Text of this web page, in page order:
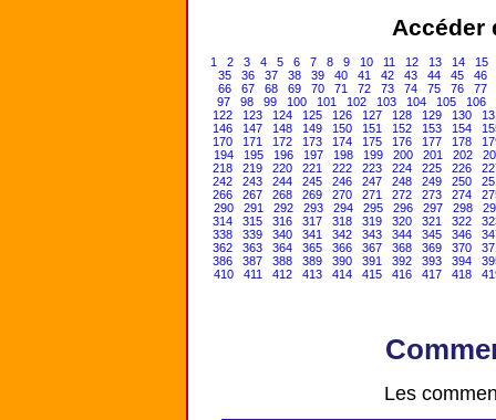
Accéder
1 2 3 4 5 6 7 8 9 10 11 12 13 14
15
35
36 37 38 39 40 41 42 43 44 45
46
66
67 68 69 70 71 72 73 74 75 76
77
97
98 99 100 101 102 103 104 105
106
122
123 124 125 126 127 128 129 130
146
147 148 149 150 151 152 153 154
170
171 172 173 174 175 176 177 178
194
195 196 197 198 199 200 201 202
218
219 220 221 222 223 224 225 226
242
243 244 245 246 247 248 249 250
266
267 268 269 270 271 272 273 274
290
291 292 293 294 295 296 297 298
314
315 316 317 318 319 320 321 322
338
339 340 341 342 343 344 345 346
362
363 364 365 366 367 368 369 370
386
387 388 389 390 391 392 393 394
410
411 412 413 414 415 416 417 418
Les